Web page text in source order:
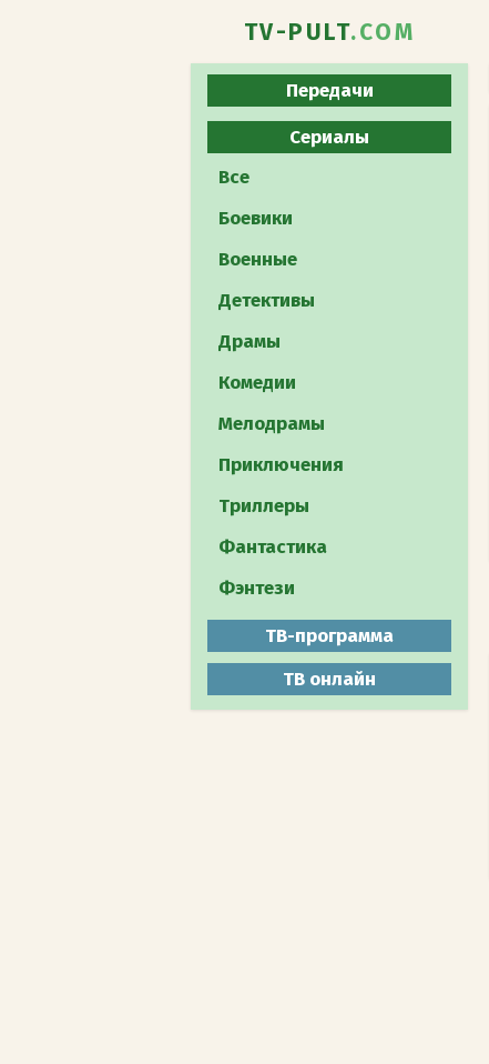
TV-PULT.COM
Передачи
Юмористическое
Развлекательное
Познавательное
Реалити-шоу
Музыкальное
Кулинарное
Телеигра
Шоу талантов
Путешествия
Документальное
Животный мир
Мистика
Сериалы
Все
Боевики
Военные
Детективы
Драмы
Комедии
Мелодрамы
Приключения
Триллеры
Фантастика
Фэнтези
ТВ-программа
ТВ онлайн